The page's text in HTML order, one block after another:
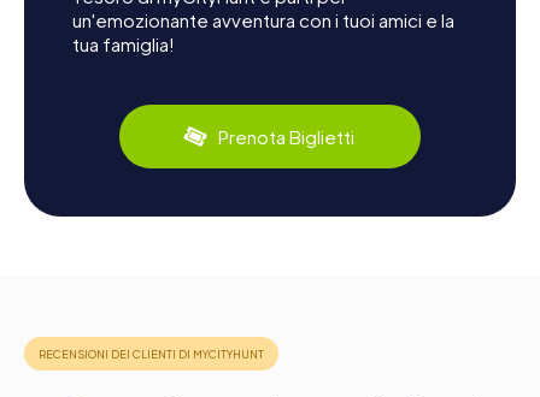
un'emozionante avventura con i tuoi amici e la
tua famiglia!
Prenota Biglietti